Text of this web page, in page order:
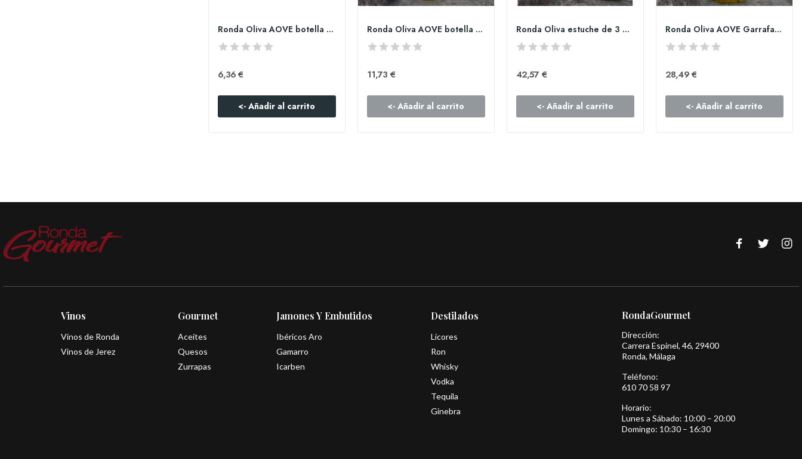
Ronda Oliva AOVE botella PET de 250ml
6,36 €
<- Añadir al carrito
Ronda Oliva AOVE botella PET de 1l
11,73 €
<- Añadir al carrito
Ronda Oliva estuche de 3 botellas de AOVE 750ml
42,57 €
<- Añadir al carrito
Ronda Oliva AOVE Garrafa PET de 2l
28,49 €
<- Añadir al carrito
Vinos
Vinos de Ronda
Vinos de Jerez
Gourmet
Aceites
Quesos
Zurrapas
Jamones Y Embutidos
Ibéricos Aro
Gamarro
Icarben
Destilados
Licores
Ron
Whisky
Vodka
Tequila
Ginebra
RondaGourmet
Dirección:
Carrera Espinel, 46, 29400
Ronda, Málaga
Teléfono:
610 70 58 97
Horario:
Lunes a Sábado: 10:00 – 20:00
Domingo: 10:30 – 16:30